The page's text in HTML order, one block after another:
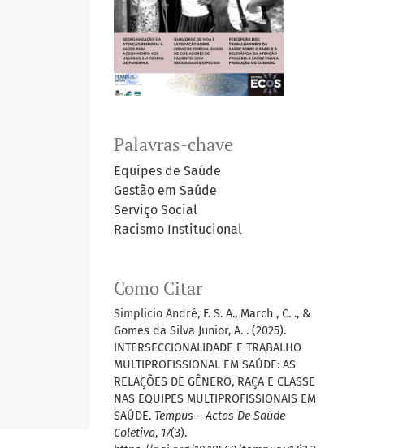
Palavras-chave
Equipes de Saúde
Gestão em Saúde
Serviço Social
Racismo Institucional
Como Citar
Simplicio André, F. S. A., March , C. ., &
Gomes da Silva Junior, A. . (2025).
INTERSECCIONALIDADE E TRABALHO
MULTIPROFISSIONAL EM SAÚDE: AS
RELAÇÕES DE GÊNERO, RAÇA E CLASSE
NAS EQUIPES MULTIPROFISSIONAIS EM
SAÚDE. Tempus – Actas De Saúde
Coletiva, 17(3).